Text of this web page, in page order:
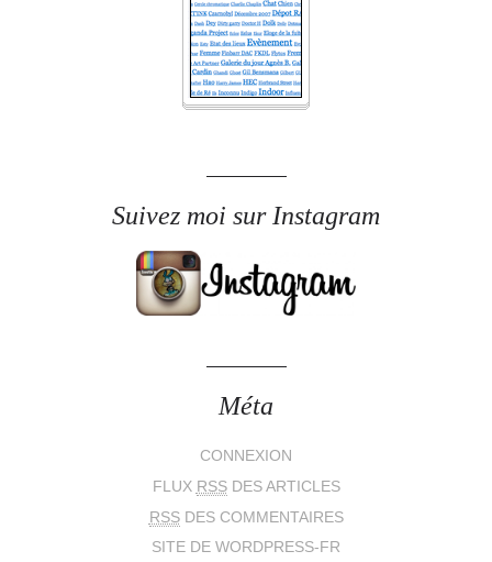
Suivez moi sur Instagram
Méta
CONNEXION
FLUX RSSDES ARTICLES
RSSDES COMMENTAIRES
SITE DE WORDPRESS-FR